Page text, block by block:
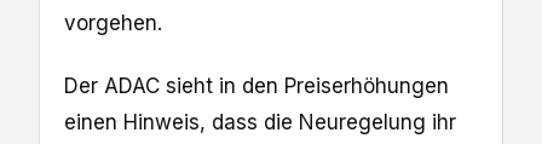
vorgehen.
Der ADAC sieht in den Preiserhöhungen
einen Hinweis, dass die Neuregelung ihr